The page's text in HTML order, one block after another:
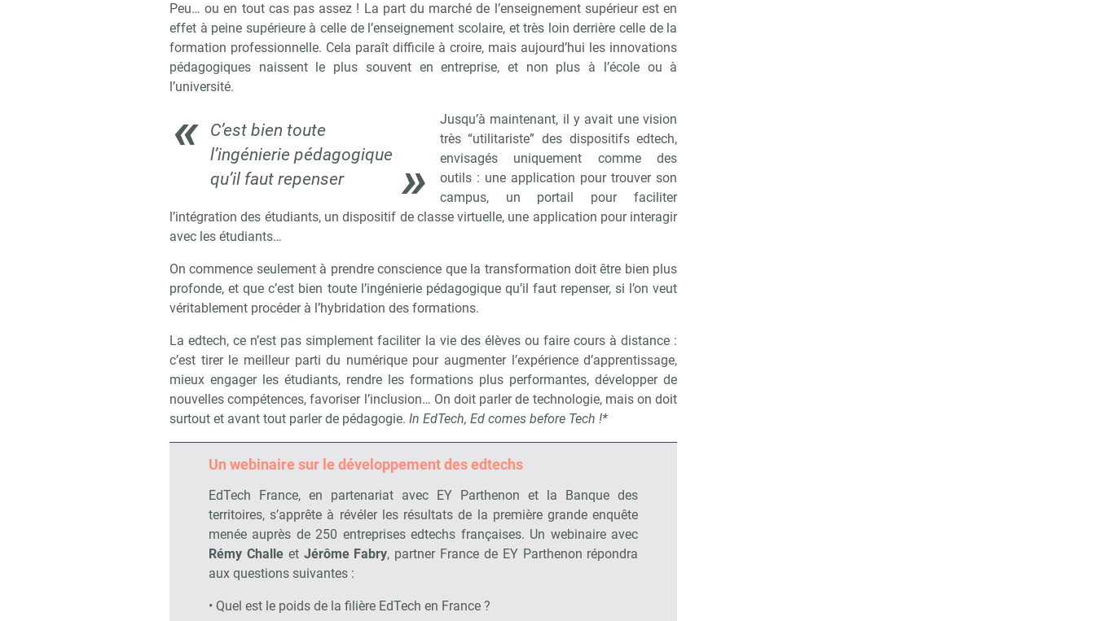
Peu… ou en tout cas pas assez ! La part du marché de l’enseignement supérieur est en
effet à peine supérieure à celle de l’enseignement scolaire, et très loin derrière celle de la
formation professionnelle. Cela paraît difficile à croire, mais aujourd’hui les innovations
pédagogiques naissent le plus souvent en entreprise, et non plus à l’école ou à
l’université.
C’est bien toute
l’ingénierie pédagogique
qu’il faut repenser
Jusqu’à maintenant, il y avait une vision
très “utilitariste” des dispositifs edtech,
envisagés uniquement comme des
outils : une application pour trouver son
campus, un portail pour faciliter
l’intégration des étudiants, un dispositif de classe virtuelle, une application pour interagir
avec les étudiants…
On commence seulement à prendre conscience que la transformation doit être bien plus
profonde, et que c’est bien toute l’ingénierie pédagogique qu’il faut repenser, si l’on veut
véritablement procéder à l’hybridation des formations.
La edtech, ce n’est pas simplement faciliter la vie des élèves ou faire cours à distance :
c’est tirer le meilleur parti du numérique pour augmenter l’expérience d’apprentissage,
mieux engager les étudiants, rendre les formations plus performantes, développer de
nouvelles compétences, favoriser l’inclusion… On doit parler de technologie, mais on doit
surtout et avant tout parler de pédagogie. In EdTech, Ed comes before Tech !*
Un webinaire sur le développement des edtechs
EdTech France, en partenariat avec EY Parthenon et la Banque des
territoires, s’apprête à révéler les résultats de la première grande enquête
menée auprès de 250 entreprises edtechs françaises. Un webinaire avec
Rémy Challeet Jérôme Fabry, partner France de EY Parthenon répondra
aux questions suivantes :
• Quel est le poids de la filière EdTech en France ?